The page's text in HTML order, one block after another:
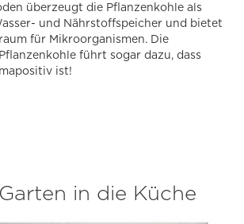
überzeugt die Pflanzenkohle als
und Nährstoffspeicher und bietet
für Mikroorganismen. Die
führt sogar dazu, dass
ist!
in die Küche